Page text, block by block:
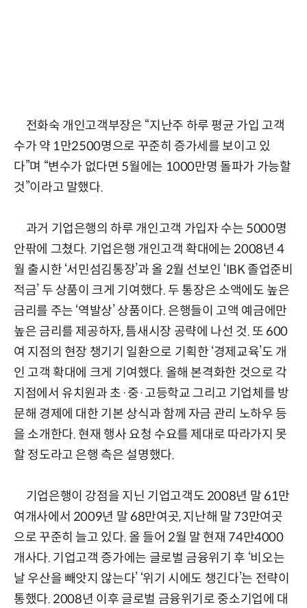
전화숙 개인고객부장은 “지난주 하루 평균 가입 고객
수가 약 1만2500명으로 꾸준히 증가세를 보이고 있
다”며 “변수가 없다면 5월에는 1000만명 돌파가 가능할
것”이라고 말했다.
과거 기업은행의 하루 개인고객 가입자 수는 5000명
안팎에 그쳤다. 기업은행 개인고객 확대에는 2008년 4
월 출시한 ‘서민섬김통장’과 올 2월 선보인 ‘IBK 졸업준비
적금’ 두 상품이 크게 기여했다. 두 통장은 소액에도 높은
금리를 주는 ‘역발상’ 상품이다. 은행들이 고액 예금에만
높은 금리를 제공하자, 틈새시장 공략에 나선 것. 또 600
여 지점의 현장 챙기기 일환으로 기획한 ‘경제교육’도 개
인 고객 확대에 크게 기여했다. 올해 본격화한 것으로 각
지점에서 유치원과 초·중·고등학교 그리고 기업체를 방
문해 경제에 대한 기본 상식과 함께 자금 관리 노하우 등
을 소개한다. 현재 행사 요청 수요를 제대로 따라가지 못
할 정도라고 은행 측은 설명했다.
기업은행이 강점을 지닌 기업고객도 2008년 말 61만
여개사에서 2009년 말 68만여곳, 지난해 말 73만여곳
으로 꾸준히 늘고 있다. 올 들어 2월 말 현재 74만4000
개사다. 기업고객 증가에는 글로벌 금융위기 후 ‘비오는
날 우산을 빼앗지 않는다’ ‘위기 시에도 챙긴다’는 전략이
통했다. 2008년 이후 글로벌 금융위기로 중소기업에 대